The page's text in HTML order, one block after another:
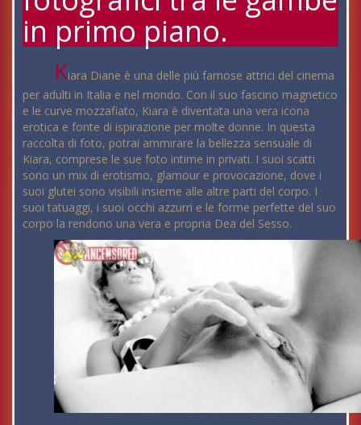
in primo piano.
Kiara Diane è una delle più famose attrici del cinema
per adulti in Italia e nel mondo. Con il suo fascino magnetico
e le curve mozzafiato, Kiara è diventata una vera icona
erotica e fonte di ispirazione per molte donne. In questa
raccolta di foto, potrai ammirare la bellezza sensuale di
Kiara, comprese le sue foto intime in privati. I suoi scatti
sono un mix di erotismo, glamour e provocazione, dove i
suoi glutei sono visibili insieme alle altre parti del corpo. I
suoi tatuaggi, i suoi occhi azzurri e le forme perfette del suo
corpo la rendono una vera e propria Dea del Sesso.